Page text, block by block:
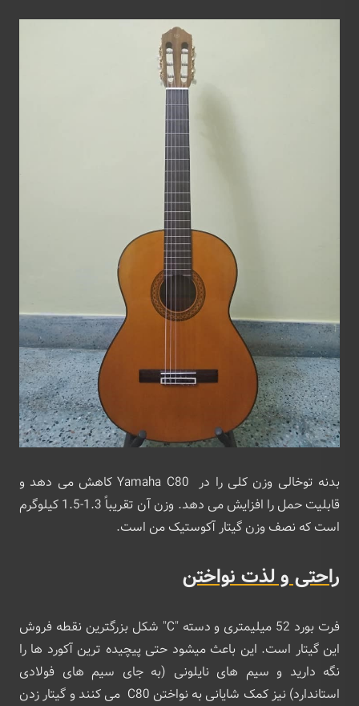
بدنه توخالی وزن کلی را در Yamaha C80 کاهش می دهد و
قابلیت حمل را افزایش می دهد. وزن آن تقریباً 1.3-1.5 کیلوگرم
است که نصف وزن گیتار آکوستیک من است.
راحتی و لذت نواختن
فرت ‌بورد 52 میلیمتری و دسته "C" شکل بزرگترین نقطه فروش
این گیتار است. این باعث میشود حتی پیچیده ترین آکورد ها را
نگه دارید و سیم های نایلونی (به ‌جای سیم‌ های فولادی
استاندارد) نیز کمک شایانی به نواختن C80 می کنند و گیتار زدن